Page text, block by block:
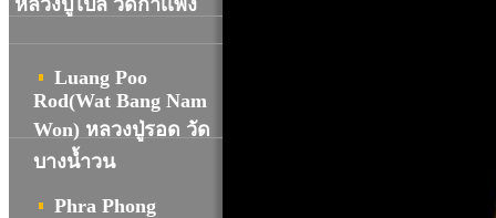
หลวงปู่ไปล่ วัดกำเเพง
Luang Poo
Rod(Wat Bang Nam
Won) หลวงปู่รอด วัด
บางน้ำวน
Phra Phong